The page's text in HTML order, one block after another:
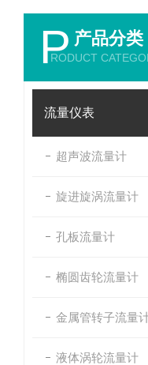
P 产品分类
RODUCT
流量仪表
超声波流量计
旋进旋涡流量计
孔板流量计
椭圆齿轮流量计
金属管转子流量
液体涡轮流量计